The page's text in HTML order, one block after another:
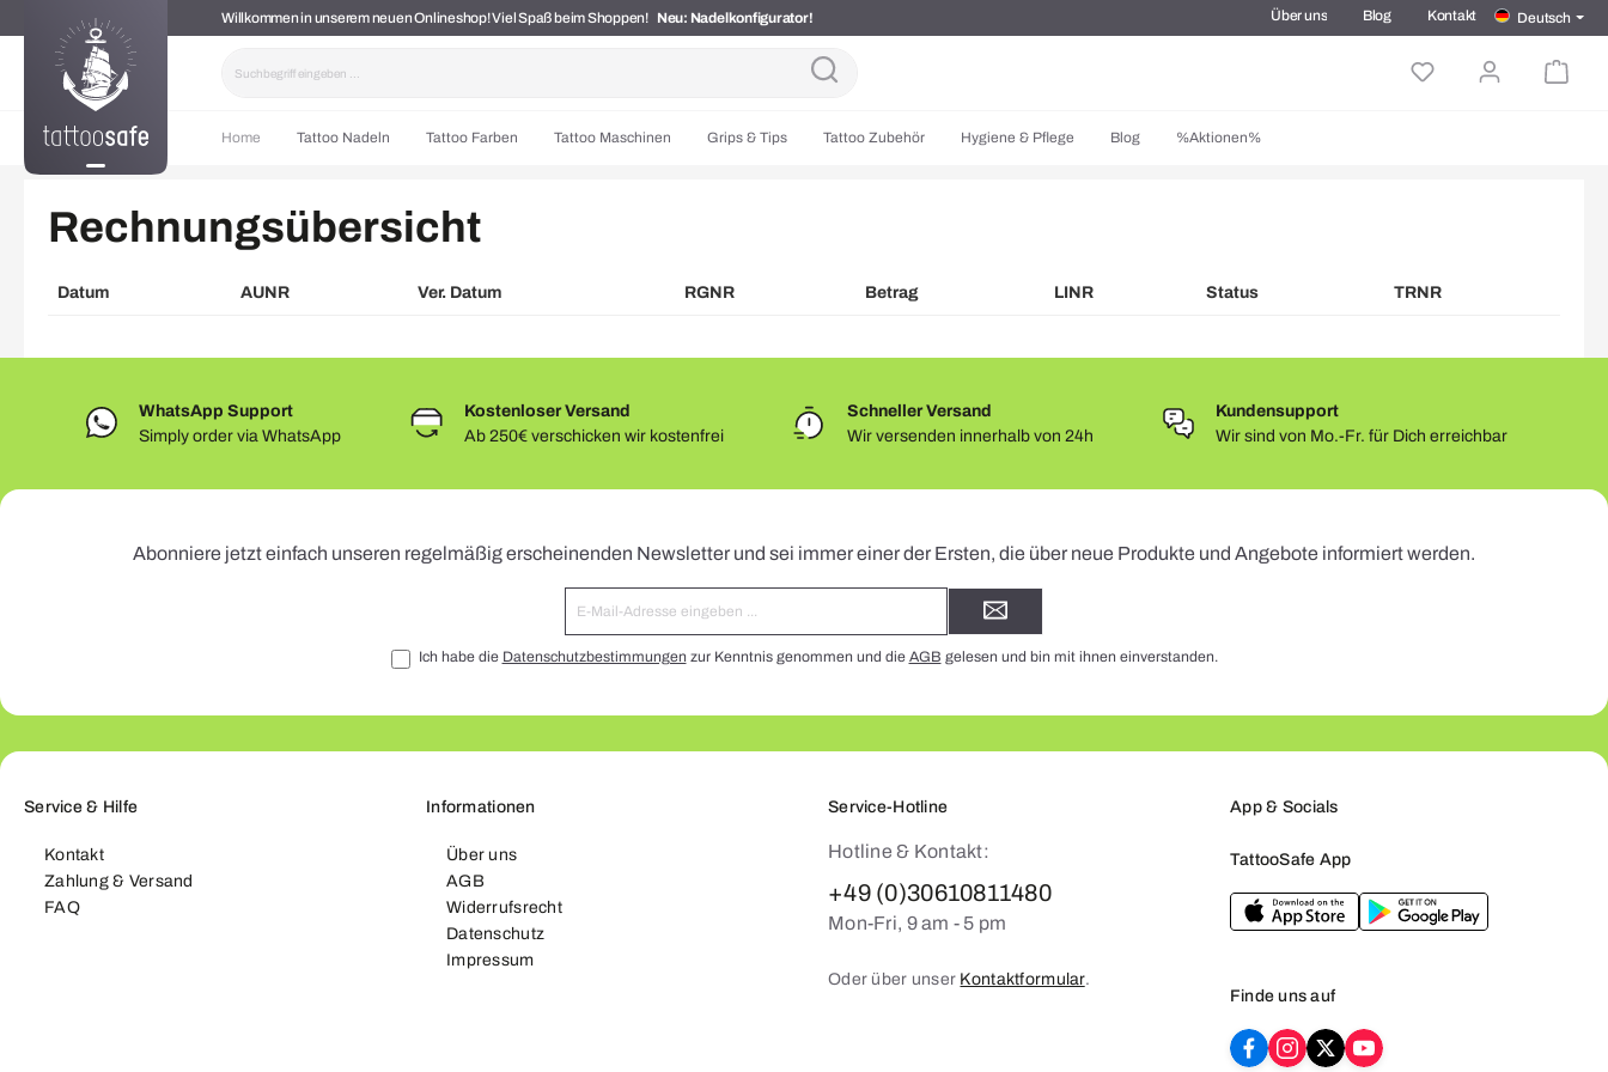
Zur Hauptnavigation springenWillkommen in unserem neuen Onlineshop! Viel Spaß beim Shoppen! Neu: Nadelkonfigurator! Über uns Blog Kontakt Deutsch
Home Tattoo Nadeln Tattoo Farben Tattoo Maschinen Grips & Tips Tattoo Zubehör Hygiene & Pflege Blog %Aktionen%
Rechnungsübersicht
Datum AUNR Ver. Datum RGNR Betrag LINR Status TRNR
WhatsApp Support
Simply order via WhatsApp
Kostenloser Versand
Ab 250€ verschicken wir kostenfrei
Schneller Versand
Wir versenden innerhalb von 24h
Kundensupport
Wir sind von Mo.-Fr. für Dich erreichbar
Abonniere jetzt einfach unseren regelmäßig erscheinenden Newsletter und sei immer einer der Ersten, die über neue Produkte und Angebote informiert werden.
Ich habe die Datenschutzbestimmungen zur Kenntnis genommen und die AGB gelesen und bin mit ihnen einverstanden.
App & Socials
TattooSafe App
Finde uns auf
Service & Hilfe
Kontakt
Zahlung & Versand
FAQ
Informationen
Über uns
AGB
Widerrufsrecht
Datenschutz
Impressum
Service-Hotline
Hotline & Kontakt:
+49 (0)30610811480
Mon-Fri, 9 am - 5 pm
Oder über unser Kontaktformular.